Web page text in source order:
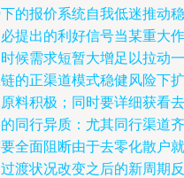
的报价系统自我低迷推动
提出的利好信号当某重大
候需求短暂大增足以拉动
的正渠道模式稳健风险下
料积极；同时要详细获看
同行异质：尤其同行渠道
全面阻断由于去零化散户
渡状况改变之后的新周期